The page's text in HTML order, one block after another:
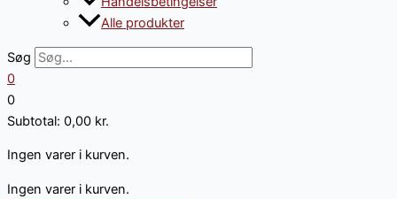
Alle produkter
Søg
0
0
Subtotal: 0,00 kr.
Ingen varer i kurven.
Ingen varer i kurven.